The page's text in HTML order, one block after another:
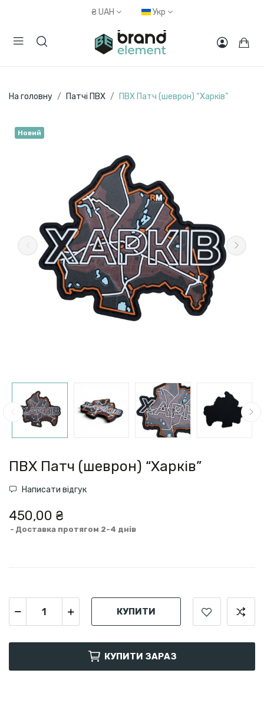
₴ UAH Укр
На головну Патчі ПВХ ПВХ Патч (шеврон) “Харків”
Новий
ПВХ Патч (шеврон) “Харків”
Написати відгук
450,00 ₴
Доставка протягом 2-4 днів
КУПИТИ
КУПИТИ ЗАРАЗ